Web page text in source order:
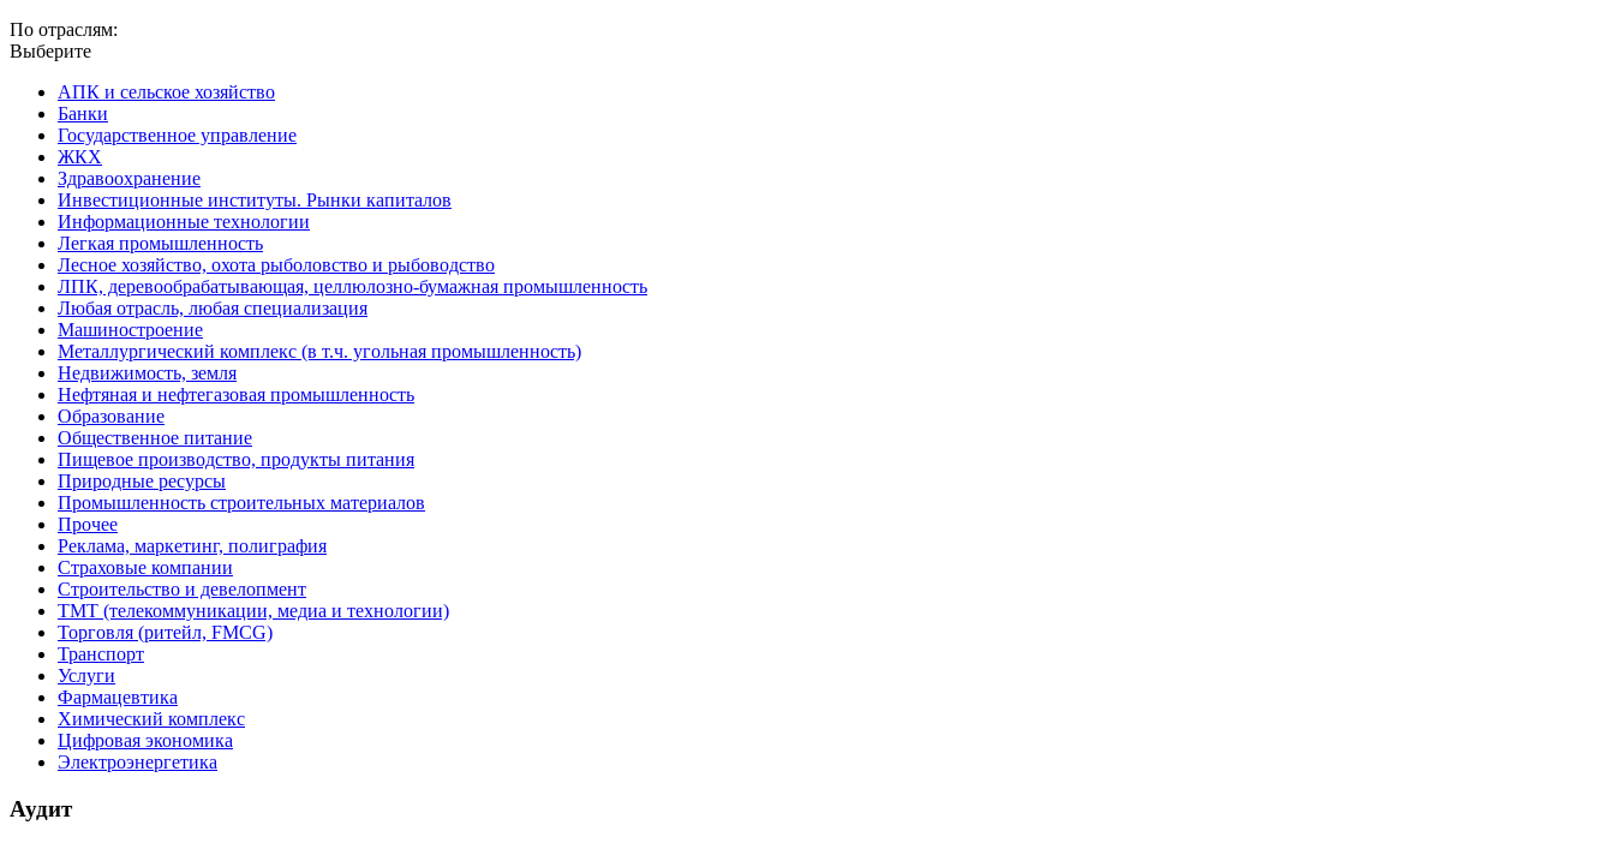
По отраслям:
Выберите
АПК и сельское хозяйство
Банки
Государственное управление
ЖКХ
Здравоохранение
Инвестиционные институты. Рынки капиталов
Информационные технологии
Легкая промышленность
Лесное хозяйство, охота рыболовство и рыбоводство
ЛПК, деревообрабатывающая, целлюлозно-бумажная промышленность
Любая отрасль, любая специализация
Машиностроение
Металлургический комплекс (в т.ч. угольная промышленность)
Недвижимость, земля
Нефтяная и нефтегазовая промышленность
Образование
Общественное питание
Пищевое производство, продукты питания
Природные ресурсы
Промышленность строительных материалов
Прочее
Реклама, маркетинг, полиграфия
Страховые компании
Строительство и девелопмент
ТМТ (телекоммуникации, медиа и технологии)
Торговля (ритейл, FMCG)
Транспорт
Услуги
Фармацевтика
Химический комплекс
Цифровая экономика
Электроэнергетика
Аудит